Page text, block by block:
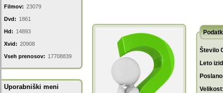
Filmov: 23079
Dvd: 1861
Hd: 14893
Xvid: 20908
Vseh prenosov: 17708839
Uporabniški meni
Število
Leto